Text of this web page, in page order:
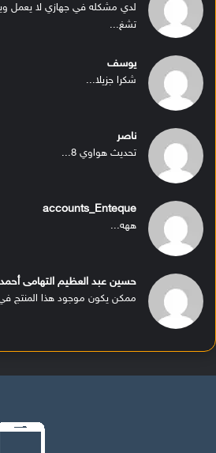
لدي مشكله في جهازي لا يعمل
تشغ...
يوسف
شكرا جزيلا...
ناصر
تحديث هواوي 8...
accounts_Enteque
ههه...
حسين عبد العظيم التهامى أحمد
ممكن يكون موجود هذا المنتج